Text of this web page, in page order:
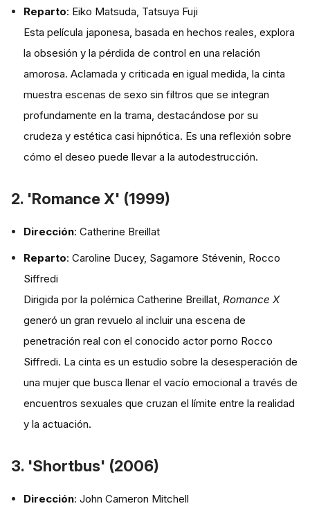
Reparto: Eiko Matsuda, Tatsuya Fuji
Esta película japonesa, basada en hechos reales, explora
la obsesión y la pérdida de control en una relación
amorosa. Aclamada y criticada en igual medida, la cinta
muestra escenas de sexo sin filtros que se integran
profundamente en la trama, destacándose por su
crudeza y estética casi hipnótica. Es una reflexión sobre
cómo el deseo puede llevar a la autodestrucción.
2. 'Romance X' (1999)
Dirección: Catherine Breillat
Reparto: Caroline Ducey, Sagamore Stévenin, Rocco
Siffredi
Dirigida por la polémica Catherine Breillat, Romance X
generó un gran revuelo al incluir una escena de
penetración real con el conocido actor porno Rocco
Siffredi. La cinta es un estudio sobre la desesperación de
una mujer que busca llenar el vacío emocional a través de
encuentros sexuales que cruzan el límite entre la realidad
y la actuación.
3. 'Shortbus' (2006)
Dirección: John Cameron Mitchell